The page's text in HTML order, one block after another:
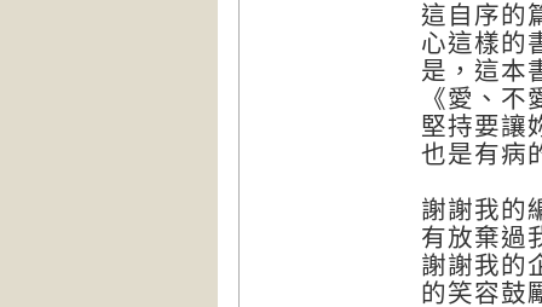
這自序的
心這樣的
是，這本
《愛、不
堅持要讓
也是有病
謝謝我的
有放棄過
謝謝我的
的笑容鼓